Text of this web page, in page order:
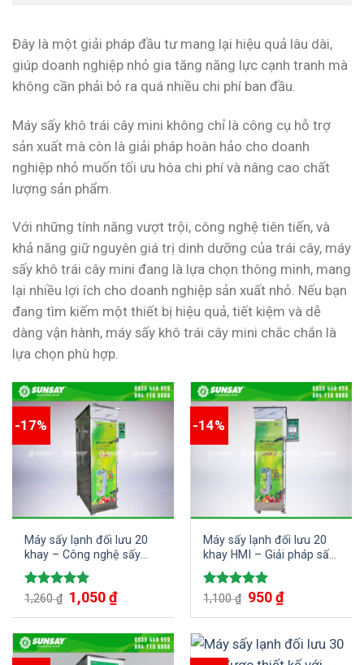
Đây là một giải pháp đầu tư mang lại hiệu quả lâu dài,
giúp doanh nghiệp nhỏ gia tăng năng lực cạnh tranh mà
không cần phải bỏ ra quá nhiều chi phí ban đầu.
Máy sấy khô trái cây mini không chỉ là công cụ hỗ trợ
sản xuất mà còn là giải pháp hoàn hảo cho doanh
nghiệp nhỏ muốn tối ưu hóa chi phí và nâng cao chất
lượng sản phẩm.
Với những tính năng vượt trội, công nghệ tiên tiến, và
khả năng giữ nguyên giá trị dinh dưỡng của trái cây, máy
sấy khô trái cây mini đang là lựa chọn thông minh, mang
lại nhiều lợi ích cho doanh nghiệp sản xuất nhỏ. Nếu bạn
đang tìm kiếm một thiết bị hiệu quả, tiết kiệm và dễ
dàng vận hành, máy sấy khô trái cây mini chắc chắn là
lựa chọn phù hợp.
-17%
Máy sấy lạnh đối lưu 20
khay – Công nghệ sấy
tiên tiến cho chất lượng
sản phẩm hoàn hảo
Được xếp
5.00
1,260₫ 1,050₫
-14%
Máy sấy lạnh đối lưu 20
khay HMI – Giải pháp sấy
lạnh hiệu quả cho doanh
nghiệp
Được xếp
1,100₫ 950₫